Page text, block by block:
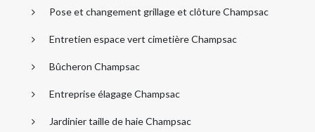
Pose et changement grillage et clôture Champsac
Entretien espace vert cimetière Champsac
Bûcheron Champsac
Entreprise élagage Champsac
Jardinier taille de haie Champsac